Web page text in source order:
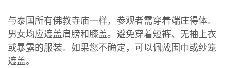
与泰国所有佛教寺庙一样，参观者需穿着端庄得体。
男女均应遮盖肩膀和膝盖。避免穿着短裤、无袖上衣
或暴露的服装。如果您不确定，可以佩戴围巾或纱笼
遮盖。